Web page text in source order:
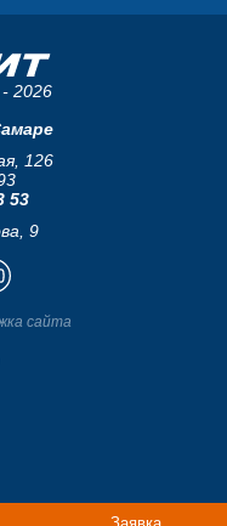
2026
126
53
9
сайта